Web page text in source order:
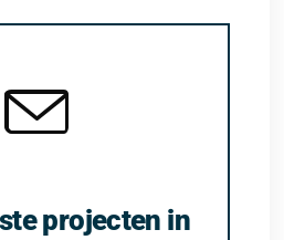
projecten in